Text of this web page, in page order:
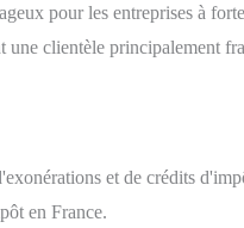
pour les entreprises à
clientèle principalement
et de crédits
en France.